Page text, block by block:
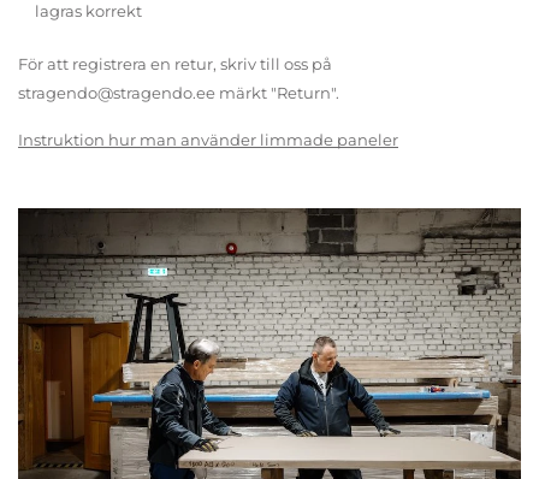
lagras korrekt
För att registrera en retur, skriv till oss på
stragendo@stragendo.ee märkt "Return".
Instruktion hur man använder limmade paneler